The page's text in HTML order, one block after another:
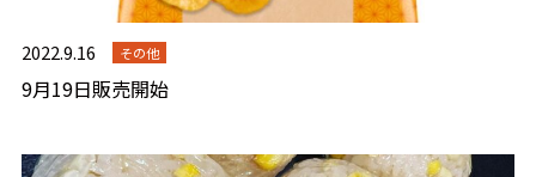
2022.9.16 その他
9月19日販売開始